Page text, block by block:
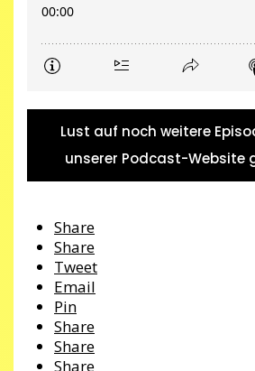
Lust auf noch weitere
unserer Podcast-Website
Share
Share
Tweet
Email
Pin
Share
Share
Share